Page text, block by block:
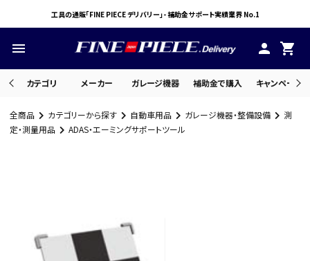
工具の通販「FINE PIECE デリバリー」- 補助金サポート実績業界 No.1
menu person shopping_cart
カテゴリ メーカー ガレージ機器 補助金で購入 キャンペーン
search
ログイン 会員登録
全商品 カテゴリーから探す 自動車用品 ガレージ機器・整備設備
測
定・測量用品
ADAS・エーミングサポートツール